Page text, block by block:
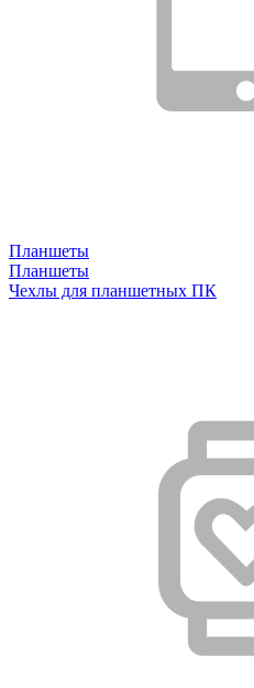
Планшеты
Планшеты
Чехлы для планшетных ПК